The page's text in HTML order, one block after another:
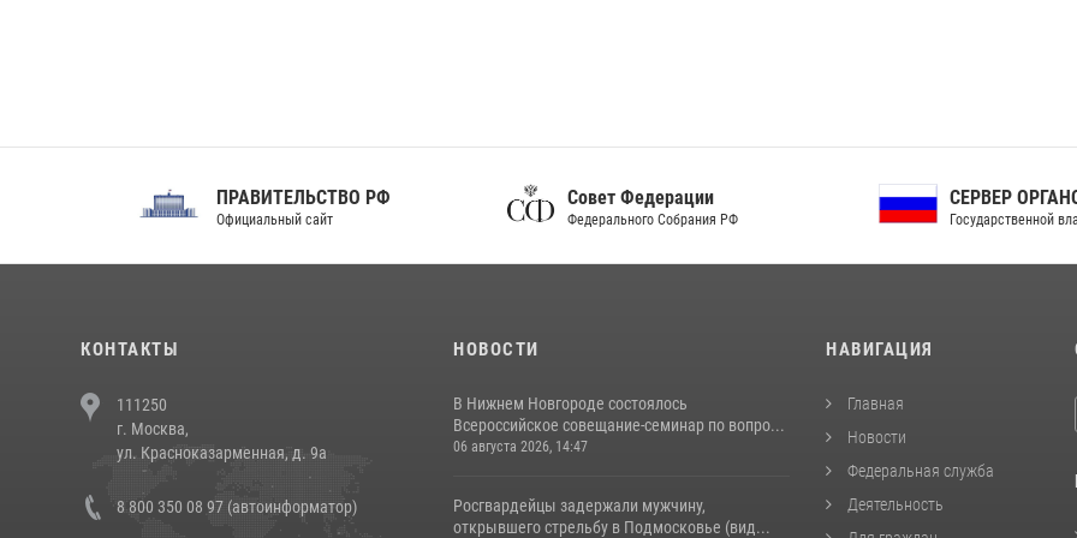
ПРАВИТЕЛЬСТВО РФ
Официальный сайт
Совет Федерации
Федерального Собрания РФ
СЕРВЕР ОРГАНОВ
Государственной власти РФ
КОНТАКТЫ
111250
г. Москва,
ул. Красноказарменная, д. 9а
8 800 350 08 97 (автоинформатор)
НОВОСТИ
В Нижнем Новгороде состоялось
Всероссийское совещание-семинар по вопро...
06 августа 2026, 14:47
Росгвардейцы задержали мужчину,
открывшего стрельбу в Подмосковье (вид...
НАВИГАЦИЯ
Главная
Новости
Федеральная служба
Деятельность